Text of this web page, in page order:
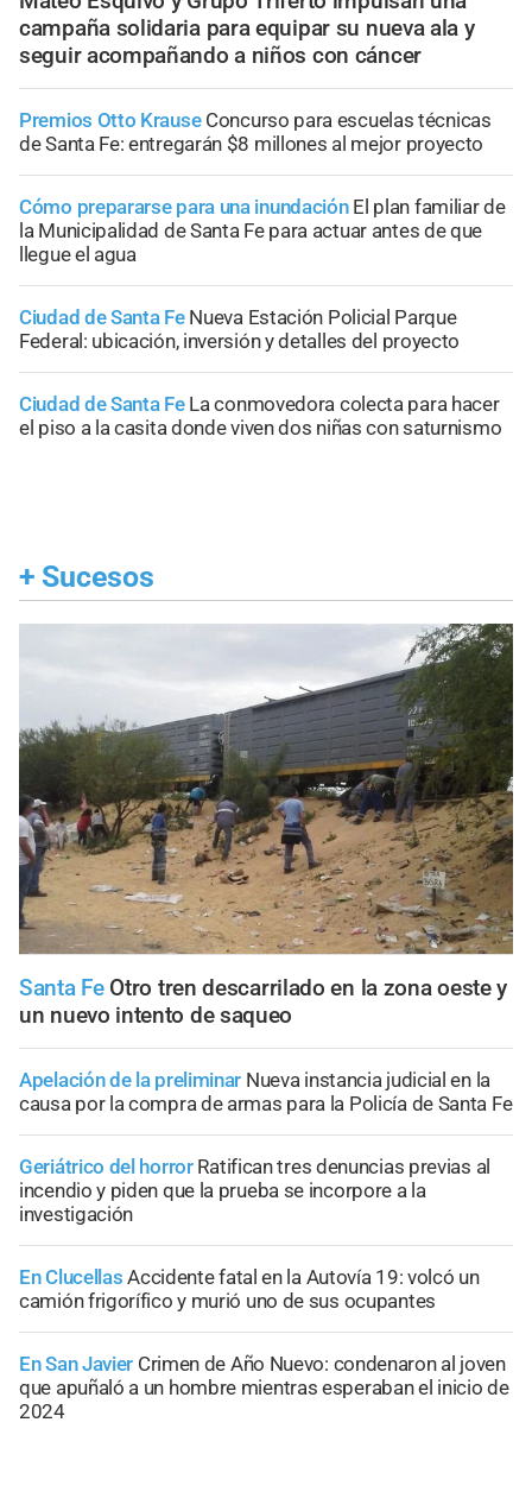
campaña solidaria para equipar su nueva ala y
seguir acompañando a niños con cáncer
Premios Otto Krause Concurso para escuelas técnicas
de Santa Fe: entregarán $8 millones al mejor proyecto
Cómo prepararse para una inundación El plan familiar de
la Municipalidad de Santa Fe para actuar antes de que
llegue el agua
Ciudad de Santa Fe Nueva Estación Policial Parque
Federal: ubicación, inversión y detalles del proyecto
Ciudad de Santa Fe La conmovedora colecta para hacer
el piso a la casita donde viven dos niñas con saturnismo
+ Sucesos
Santa Fe Otro tren descarrilado en la zona oeste y
un nuevo intento de saqueo
Apelación de la preliminar Nueva instancia judicial en la
causa por la compra de armas para la Policía de Santa Fe
Geriátrico del horror Ratifican tres denuncias previas al
incendio y piden que la prueba se incorpore a la
investigación
En Clucellas Accidente fatal en la Autovía 19: volcó un
camión frigorífico y murió uno de sus ocupantes
En San Javier Crimen de Año Nuevo: condenaron al joven
que apuñaló a un hombre mientras esperaban el inicio de
2024